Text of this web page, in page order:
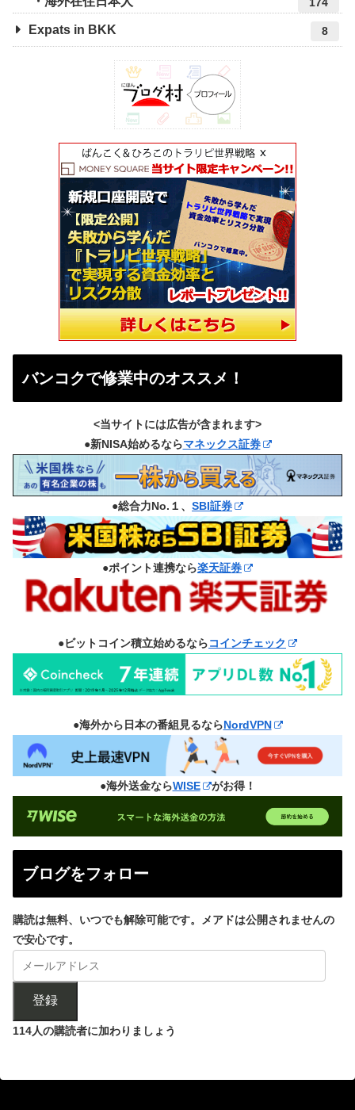
174
Expats in BKK 8
バンコクで修業中のオススメ！
<当サイトには広告が含まれます>
●新NISA始めるならマネックス証券
●総合力No.１、 SBI証券
●ポイント連携なら楽天証券
●ビットコイン積立始めるならコインチェック
●海外から日本の番組見るならNordVPN
●海外送金ならWISE がお得！
ブログをフォロー
購読は無料、いつでも解除可能です。メアドは公開されませんの
で安心です。
登録
114人の購読者に加わりましょう